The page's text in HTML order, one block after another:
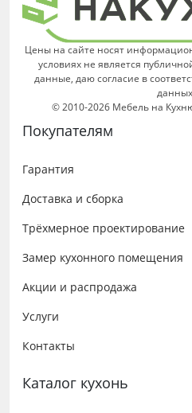
Цены на сайте носят
условиях не является
данные, даю согласие в
© 2010-2026 Мебель на
Покупателям
Гарантия
Доставка и сборка
Трёхмерное проектирование
Замер кухонного помещения
Акции и распродажа
Услуги
Контакты
Каталог кухонь